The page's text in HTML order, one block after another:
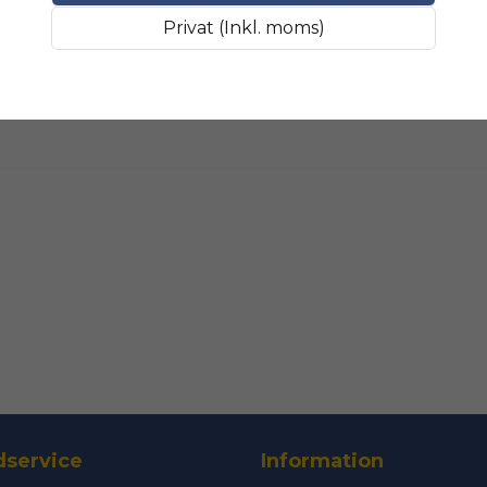
Fråga oss något om
Namn
SLIPMATERIAL Smala
Privat (Inkl. moms)
Information